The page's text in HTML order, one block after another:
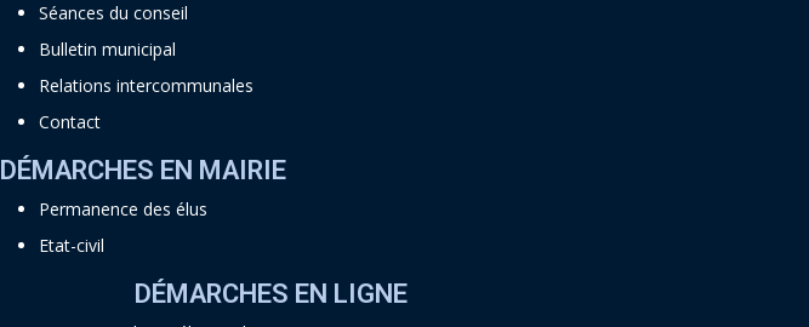
Séances du conseil
Bulletin municipal
Relations intercommunales
Contact
DÉMARCHES EN MAIRIE
Permanence des élus
Etat-civil
DÉMARCHES EN LIGNE